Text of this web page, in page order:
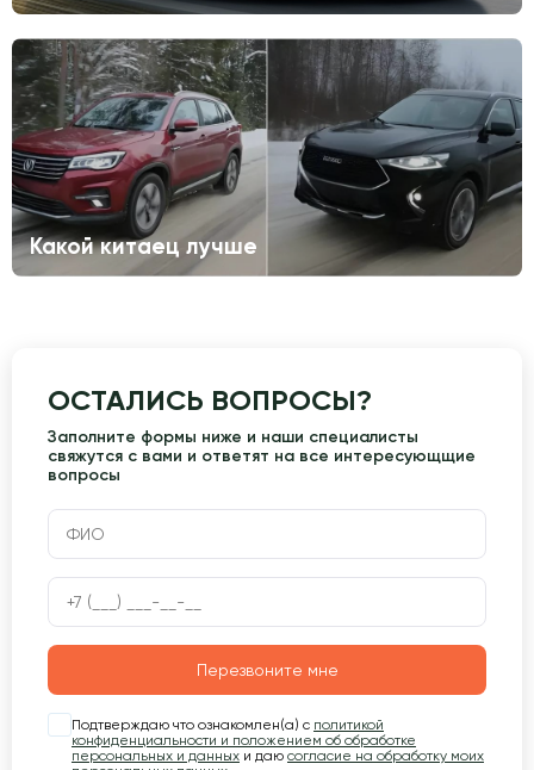
Какой китаец лучше
ОСТАЛИСЬ ВОПРОСЫ?
Заполните формы ниже и наши специалисты
свяжутся с вами и ответят на все интересующщие
вопросы
Перезвоните мне
Подтверждаю что ознакомлен(а) с политикой
конфиденциальности и положением об обработке
персональных и данных и даю согласие на обработку моих